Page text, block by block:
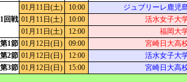
回戦
01月11日(土) 10:00
ジュブリーレ鹿児
01月11日(土)
10:00
活水女子大
01月11日(土)
12:00
福岡大
1節 01月12日(日) 09:00
宮崎日大高
2節 01月12日(日) 12:00
活水女子大
3節 01月12日(日) 15:00 宮崎日大高